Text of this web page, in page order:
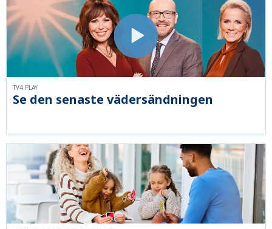
Se den senaste vädersändningen
TV4 PLAY